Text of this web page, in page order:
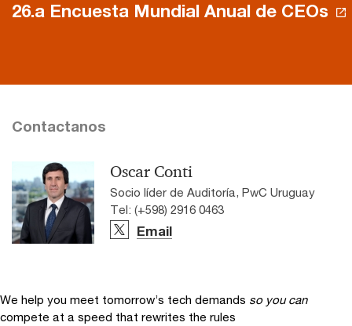
26.a Encuesta Mundial Anual de CEOs
Contactanos
Oscar Conti
Socio líder de Auditoría, PwC Uruguay
Tel: (+598) 2916 0463
Email
We help you meet tomorrow’s tech demands so you can
compete at a speed that rewrites the rules